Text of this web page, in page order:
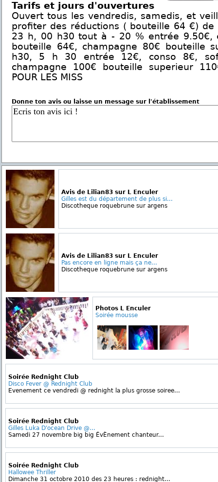
Tarifs et jours d'ouvertures
Ouvert tous les vendredis, samedis, et
profiter des réductions ( bouteille 64 €)
23 h, 00 h30 tout à - 20 % entrée 9.50€,
bouteille 64€, champagne 80€ bouteille
h30, 5 h 30 entrée 12€, conso 8€,
champagne 100€ bouteille superieur
POUR LES MISS
Donne ton avis ou laisse un message sur l'établissement
Avis de Lilian83 sur L Enculer
Gilles est du département de plus si...
Discotheque roquebrune sur argens
Avis de Lilian83 sur L Enculer
Pas encore en ligne mais ça ne...
Discotheque roquebrune sur argens
Photos L Enculer
Soirée mousse
Soirée Rednight Club
Disco Fever @ Rednight Club
Evenement ce vendredi @ rednight la plus grosse soiree...
Soirée Rednight Club
Gilles Luka D'ocean Drive @...
Samedi 27 novembre big big ÉvÈnement chanteur...
Soirée Rednight Club
Hallowee Thriller
Dimanche 31 octobre 2010 des 23 heures : rednight...